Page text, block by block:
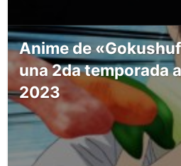
Anime de
una 2da temporada
2023